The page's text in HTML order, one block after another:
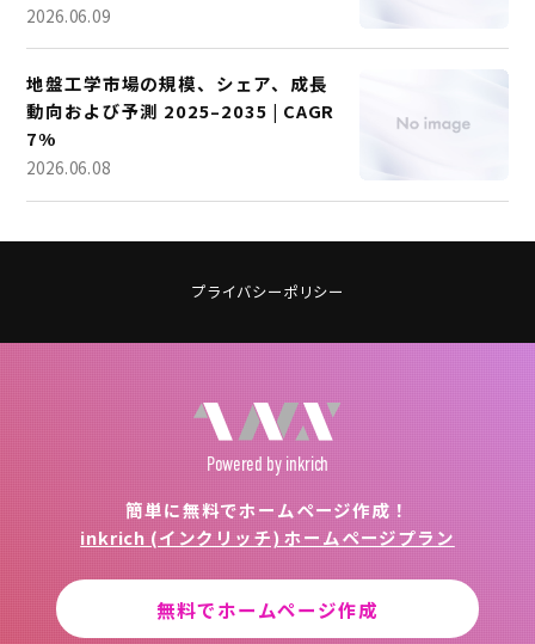
2026.06.09
地盤工学市場の規模、シェア、成長
動向および予測 2025–2035 | CAGR
7%
2026.06.08
プライバシーポリシー
Powered by inkrich
簡単に無料でホームページ作成！
inkrich (インクリッチ) ホームページプラン
無料でホームページ作成